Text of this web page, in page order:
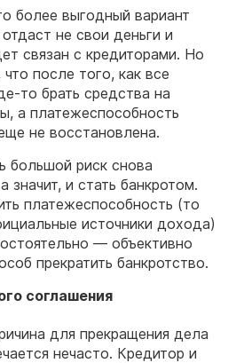
более выгодный вариант
не свои деньги и
связан с кредиторами. Но
после того, как все
то брать средства на
а платежеспособность
не восстановлена.
большой риск снова
значит, и стать банкротом.
платежеспособность (то
источники дохода)
— объективно
прекратить банкротство.
соглашения
для прекращения дела
нечасто. Кредитор и